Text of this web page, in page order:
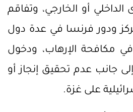
أو الخارجي، وتفاقم
مركز ودور فرنسا في عدة دول
في مكافحة الإرهاب، ودخول
جانب عدم تحقيق إنجاز أو
على غزة.